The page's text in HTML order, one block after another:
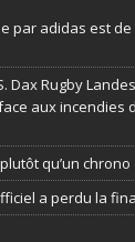
par adidas est
Dax Rugby
aux incendies
qu’un chrono
a perdu la